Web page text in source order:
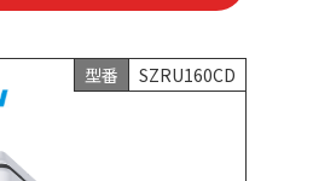
型番 SZRU160CD